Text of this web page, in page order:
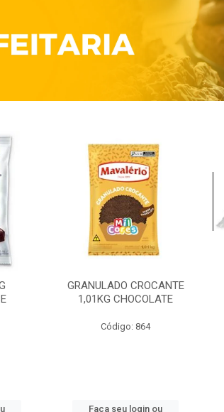
GRANULADO CROCANTE
1,01KG CHOCOLATE
Código: 864
Faça seu login ou